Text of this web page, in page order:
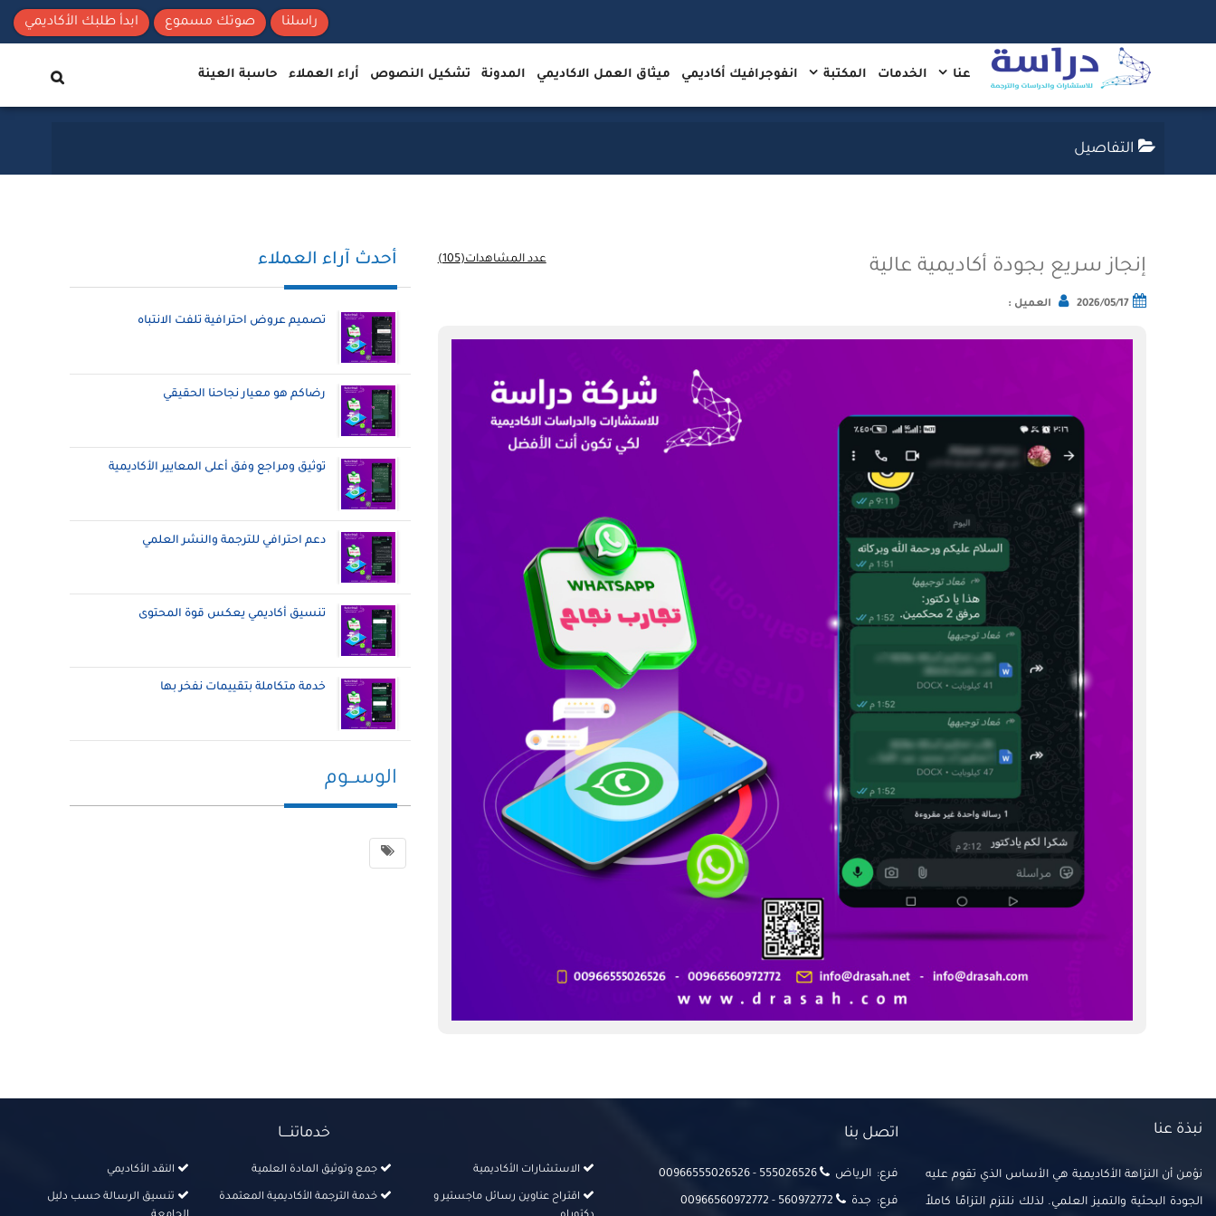
ابدأ طلبك الأكاديمي صوتك مسموع راسلنا
عنا الخدمات المكتبة انفوجرافيك أكاديمي ميثاق العمل الاكاديمي المدونة تشكيل النصوص أراء العملاء حاسبة العينة
التفاصيل
إنجاز سريع بجودة أكاديمية عالية
2026/05/17 العميل :
عدد المشاهدات(105) أحدث آراء العملاء
تصميم عروض احترافية تلفت الانتباه
رضاكم هو معيار نجاحنا الحقيقي
توثيق ومراجع وفق أعلى المعايير الأكاديمية
دعم احترافي للترجمة والنشر العلمي
تنسيق أكاديمي يعكس قوة المحتوى
خدمة متكاملة بتقييمات نفخر بها
الوســوم
نبذة عنا
نؤمن أن النزاهة الأكاديمية هي الأساس الذي تقوم عليه
الجودة البحثية والتميز العلمي. لذلك نلتزم التزامًا كاملاً
اتصل بنا
فرع: الرياض 00966555026526‬‬ - 555026526‬‬
فرع: جدة 00966560972772 - 560972772
خدماتنــــا
الاستشارات الأكاديمية
اقتراح عناوين رسائل ماجستير و
جمع وتوثيق المادة العلمية
خدمة الترجمة الأكاديمية المعتمدة
النقد الأكاديمي
تنسيق الرسالة حسب دليل